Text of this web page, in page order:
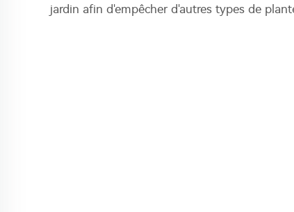
jardin afin d'empêcher d'autres types de